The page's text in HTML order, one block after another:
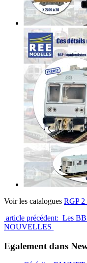
Voir les catalogues RGP 2
article précédent: Les
NOUVELLES
Egalement dans